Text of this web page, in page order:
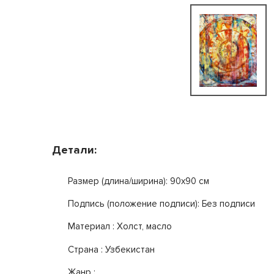
Детали:
Размер (длина/ширина): 90x90 см
Подпись (положение подписи): Без подписи
Mатериал : Холст, масло
Страна : Узбекистан